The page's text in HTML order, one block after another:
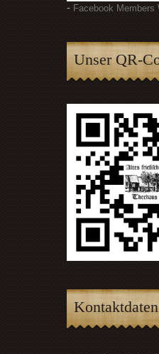
- Facebook Members
Unser QR-
Kontaktdaten